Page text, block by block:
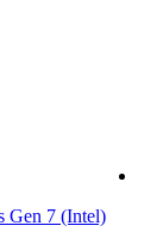
Gen 7 (Intel)